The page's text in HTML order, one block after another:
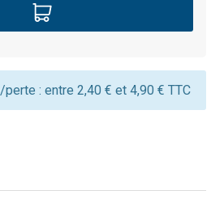
: entre 2,40 € et 4,90 € TTC